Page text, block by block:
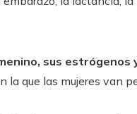
sus estrógenos
la que las mujeres van